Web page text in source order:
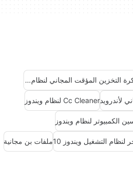
منظف ذاكرة التخزين المؤقت المجاني لنظام أندرويد
لأندرويدCc Cleaner لنظام ويندوز
الكمبيوتر لنظام ويندوز
لنظام التشغيل ويندوز 10 ملفات بن مجانية